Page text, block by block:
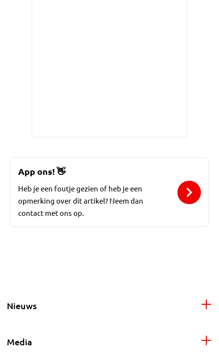
App ons!👋
Heb je een foutje gezien of heb je een
opmerking over dit artikel? Neem dan
contact met ons op.
Nieuws
Media